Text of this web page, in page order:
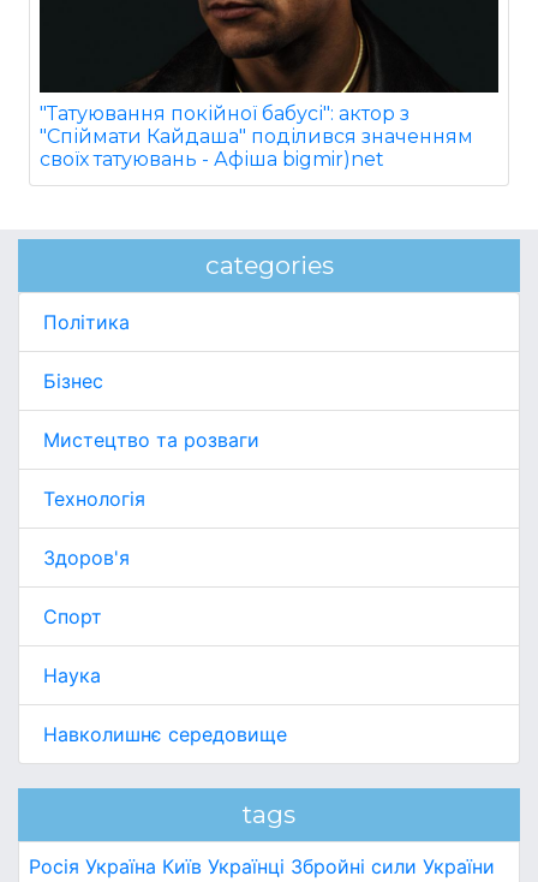
"Татуювання покійної бабусі": актор з
"Спіймати Кайдаша" поділився значенням
своїх татуювань - Афіша bigmir)net
categories
Політика
Бізнес
Мистецтво та розваги
Технологія
Здоров'я
Спорт
Наука
Навколишнє середовище
tags
Росія Україна Київ Українці Збройні сили України